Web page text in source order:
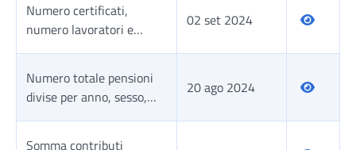
e comparto
Numero certificati,
numero lavoratori e
numero visite mediche
assicurato/polo unico
02 set 2024
Numero totale pensioni
divise per anno, sesso,
regione, area geografica,
20 ago 2024
Somma contributi